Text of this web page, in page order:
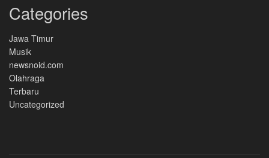
Categories
Jawa Timur
Musik
newsnoid.com
Olahraga
Terbaru
Uncategorized